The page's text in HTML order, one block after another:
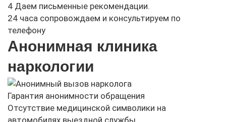
4 Даем письменные рекомендации.
24 часа сопровождаем и консультируем по
телефону
Анонимная клиника
наркологии
Гарантия анонимности обращения
Отсутствие медицинской символики на
автомобилях выездной службы